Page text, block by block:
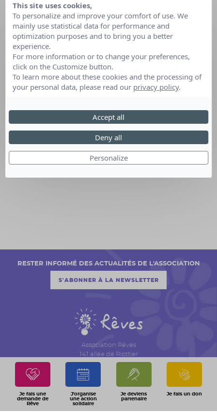
Je fais une
demande de
Rêve
J'organise
une action
solidaire
Je deviens
partenaire
Je fais un don
Association Rêves
141 allée de Riottier
CS 7007 – Limas
69651 Villefranche sur Saône Cedex
04 74 06 30 00
RESTER INFORMÉ DES ACTUALITÉS DE L'ASSOCIATION
S'ABONNER À LA NEWSLETTER
This site uses cookies,
To personalize and improve your comfort of use. We
mainly use statistical data for performance and
optimization purposes and to bring you a better
experience.
For more information or to change your preferences,
click on the Customize button.
To learn more about these cookies and the processing of
your personal data, please read our privacy policy.
Personalize
Deny all
Accept all